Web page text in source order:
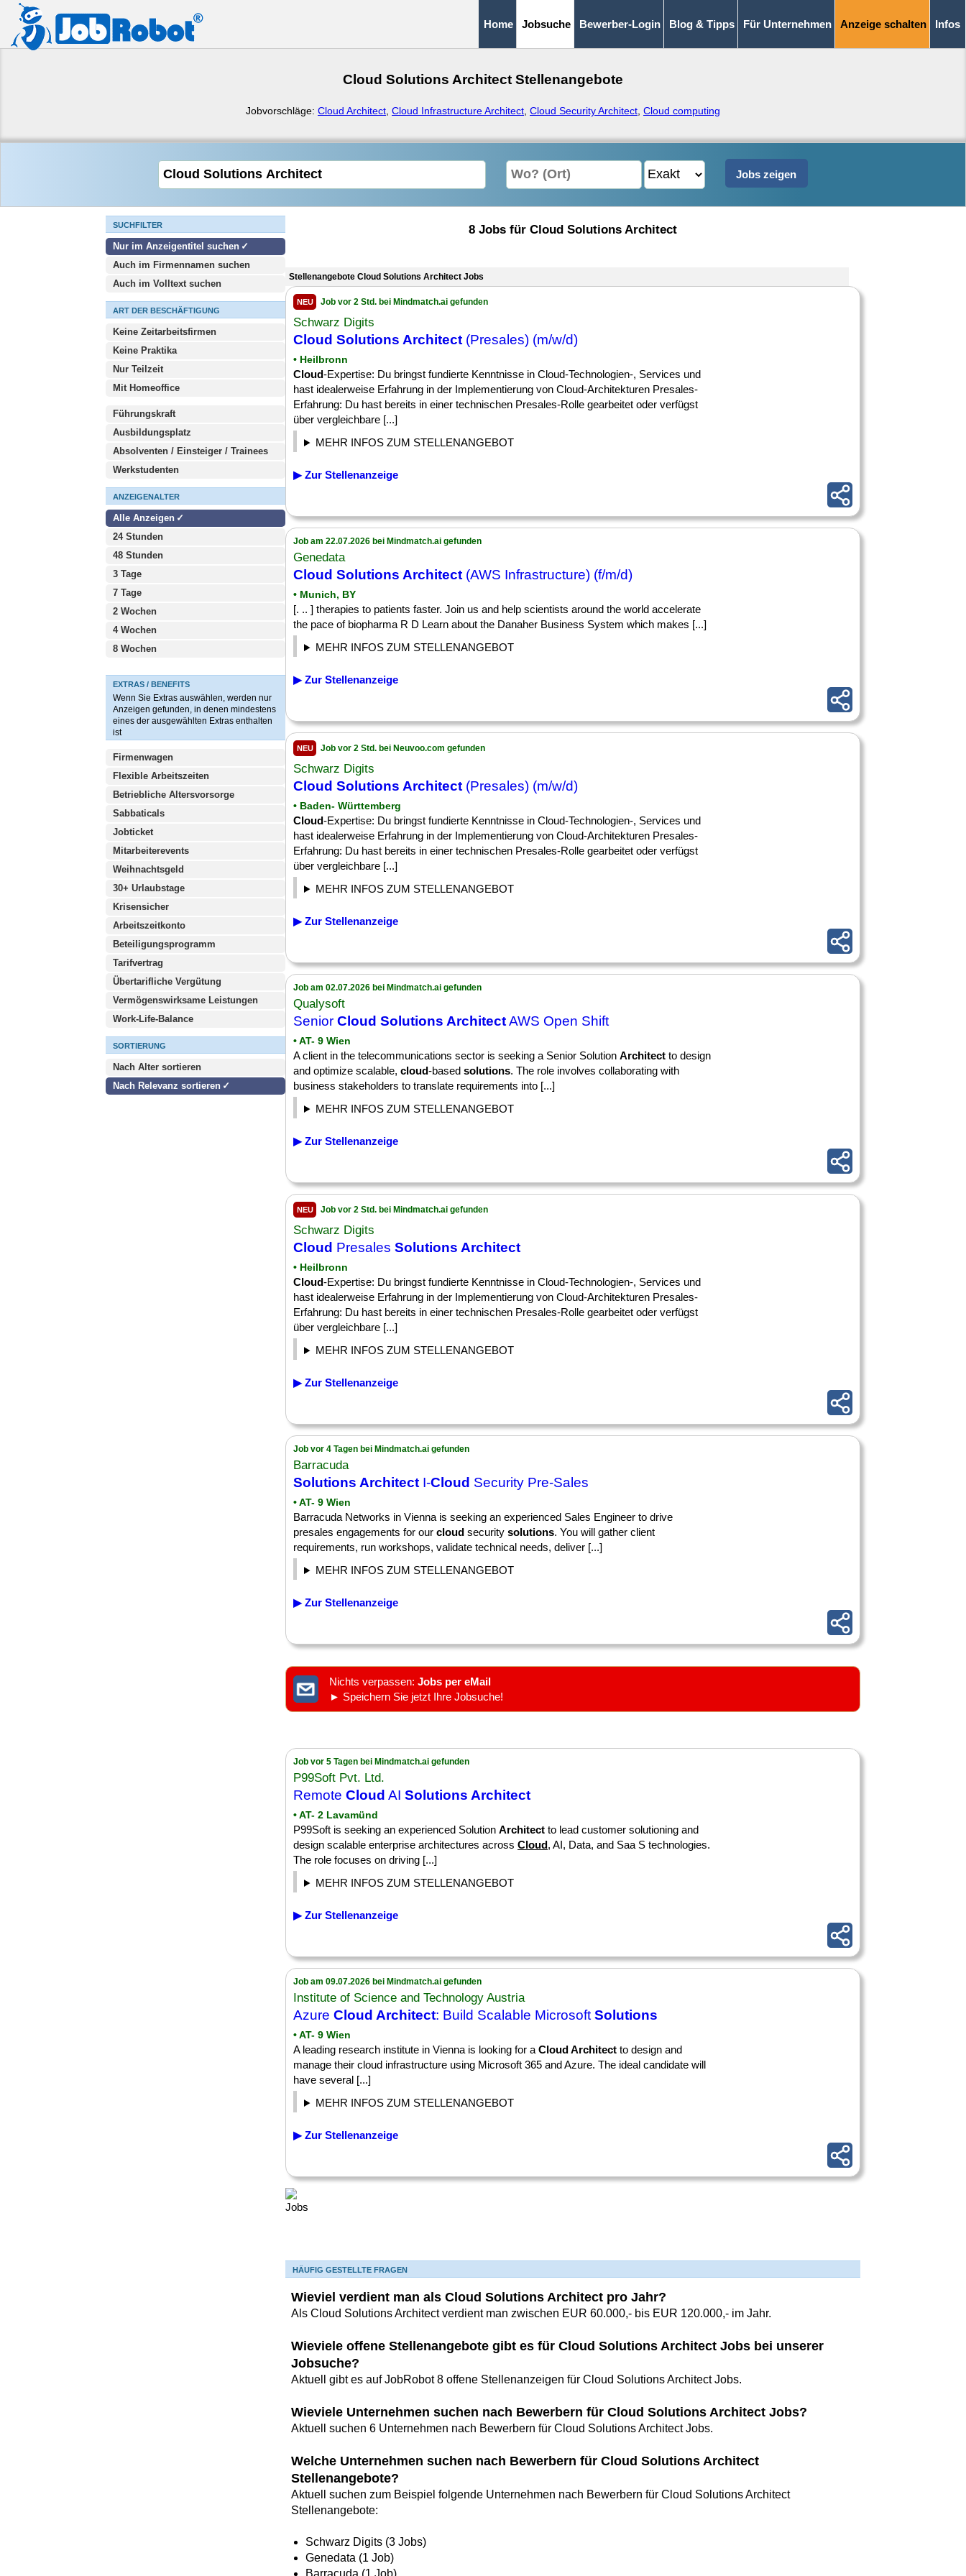
Home Jobsuche Bewerber-Login Blog & Tipps Für Unternehmen Anzeige schalten Infos
Cloud Solutions Architect Stellenangebote
Jobvorschläge: Cloud Architect Cloud Infrastructure Architect Cloud Security Architect Cloud computing
SUCHFILTER
Nur im Anzeigentitel suchen
Auch im Firmennamen suchen
Auch im Volltext suchen
ART DER BESCHÄFTIGUNG
Keine Zeitarbeitsfirmen
Keine Praktika
Nur Teilzeit
Mit Homeoffice
Führungskraft
Ausbildungsplatz
Absolventen / Einsteiger / Trainees
Werkstudenten
ANZEIGENALTER
Alle Anzeigen
24 Stunden
48 Stunden
3 Tage
7 Tage
2 Wochen
4 Wochen
8 Wochen
EXTRAS / BENEFITS
Wenn Sie Extras auswählen, werden nur
Anzeigen gefunden, in denen mindestens
eines der ausgewählten Extras enthalten
ist
Firmenwagen
Flexible Arbeitszeiten
Betriebliche Altersvorsorge
Sabbaticals
Jobticket
Mitarbeiterevents
Weihnachtsgeld
30+ Urlaubstage
Krisensicher
Arbeitszeitkonto
Beteiligungsprogramm
Tarifvertrag
Übertarifliche Vergütung
Vermögenswirksame Leistungen
Work-Life-Balance
SORTIERUNG
Nach Alter sortieren
Nach Relevanz sortieren
8 Jobs für Cloud Solutions Architect
Stellenangebote Cloud Solutions Architect Jobs
NEU Job vor 2 Std. bei Mindmatch.ai gefunden
Schwarz Digits
Cloud Solutions Architect (Presales) (m/w/d)
• Heilbronn
Cloud-Expertise: Du bringst fundierte Kenntnisse in Cloud-Technologien-, Services und
hast idealerweise Erfahrung in der Implementierung von Cloud-Architekturen Presales-
Erfahrung: Du hast bereits in einer technischen Presales-Rolle gearbeitet oder verfügst
über vergleichbare [...]
MEHR INFOS ZUM STELLENANGEBOT
▶ Zur Stellenanzeige
Job am 22.07.2026 bei Mindmatch.ai gefunden
Genedata
Cloud Solutions Architect (AWS Infrastructure) (f/m/d)
• Munich, BY
[. .. ] therapies to patients faster. Join us and help scientists around the world accelerate
the pace of biopharma R D Learn about the Danaher Business System which makes [...]
MEHR INFOS ZUM STELLENANGEBOT
▶ Zur Stellenanzeige
NEU Job vor 2 Std. bei Neuvoo.com gefunden
Schwarz Digits
Cloud Solutions Architect (Presales) (m/w/d)
• Baden- Württemberg
Cloud-Expertise: Du bringst fundierte Kenntnisse in Cloud-Technologien-, Services und
hast idealerweise Erfahrung in der Implementierung von Cloud-Architekturen Presales-
Erfahrung: Du hast bereits in einer technischen Presales-Rolle gearbeitet oder verfügst
über vergleichbare [...]
MEHR INFOS ZUM STELLENANGEBOT
▶ Zur Stellenanzeige
Job am 02.07.2026 bei Mindmatch.ai gefunden
Qualysoft
Senior Cloud Solutions ArchitectAWS Open Shift
• AT- 9 Wien
A client in the telecommunications sector is seeking a Senior Solution Architect to design
and optimize scalable, cloud-based solutions. The role involves collaborating with
business stakeholders to translate requirements into [...]
MEHR INFOS ZUM STELLENANGEBOT
▶ Zur Stellenanzeige
NEU Job vor 2 Std. bei Mindmatch.ai gefunden
Schwarz Digits
Cloud Presales Solutions Architect
• Heilbronn
Cloud-Expertise: Du bringst fundierte Kenntnisse in Cloud-Technologien-, Services und
hast idealerweise Erfahrung in der Implementierung von Cloud-Architekturen Presales-
Erfahrung: Du hast bereits in einer technischen Presales-Rolle gearbeitet oder verfügst
über vergleichbare [...]
MEHR INFOS ZUM STELLENANGEBOT
▶ Zur Stellenanzeige
Job vor 4 Tagen bei Mindmatch.ai gefunden
Barracuda
Solutions Architect I-Cloud Security Pre-Sales
• AT- 9 Wien
Barracuda Networks in Vienna is seeking an experienced Sales Engineer to drive
presales engagements for our cloud security solutions. You will gather client
requirements, run workshops, validate technical needs, deliver [...]
MEHR INFOS ZUM STELLENANGEBOT
▶ Zur Stellenanzeige
Nichts verpassen: Jobs per eMail
► Speichern Sie jetzt Ihre Jobsuche!
Job vor 5 Tagen bei Mindmatch.ai gefunden
P99Soft Pvt. Ltd.
Remote Cloud AI Solutions Architect
• AT- 2 Lavamünd
P99Soft is seeking an experienced Solution Architect to lead customer solutioning and
design scalable enterprise architectures across Cloud, AI, Data, and Saa S technologies.
The role focuses on driving [...]
MEHR INFOS ZUM STELLENANGEBOT
▶ Zur Stellenanzeige
Job am 09.07.2026 bei Mindmatch.ai gefunden
Institute of Science and Technology Austria
Azure Cloud Architect: Build Scalable Microsoft Solutions
• AT- 9 Wien
A leading research institute in Vienna is looking for a Cloud Architect to design and
manage their cloud infrastructure using Microsoft 365 and Azure. The ideal candidate will
have several [...]
MEHR INFOS ZUM STELLENANGEBOT
▶ Zur Stellenanzeige
HÄUFIG GESTELLTE FRAGEN
Wieviel verdient man als Cloud Solutions Architect pro Jahr?
Als Cloud Solutions Architect verdient man zwischen EUR 60.000,- bis EUR 120.000,- im Jahr.
Wieviele offene Stellenangebote gibt es für Cloud Solutions Architect Jobs bei unserer
Jobsuche?
Aktuell gibt es auf JobRobot 8 offene Stellenanzeigen für Cloud Solutions Architect Jobs.
Wieviele Unternehmen suchen nach Bewerbern für Cloud Solutions Architect Jobs?
Aktuell suchen 6 Unternehmen nach Bewerbern für Cloud Solutions Architect Jobs.
Welche Unternehmen suchen nach Bewerbern für Cloud Solutions Architect
Stellenangebote?
Aktuell suchen zum Beispiel folgende Unternehmen nach Bewerbern für Cloud Solutions Architect
Stellenangebote:
Schwarz Digits (3 Jobs)
Genedata (1 Job)
Barracuda (1 Job)